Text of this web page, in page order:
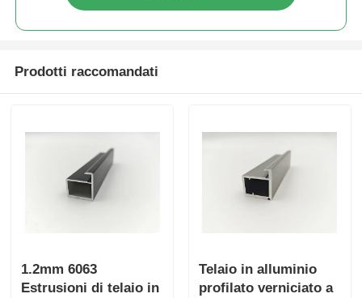
Prodotti raccomandati
1.2mm 6063
Estrusioni di telaio in
Telaio in alluminio
profilato verniciato a